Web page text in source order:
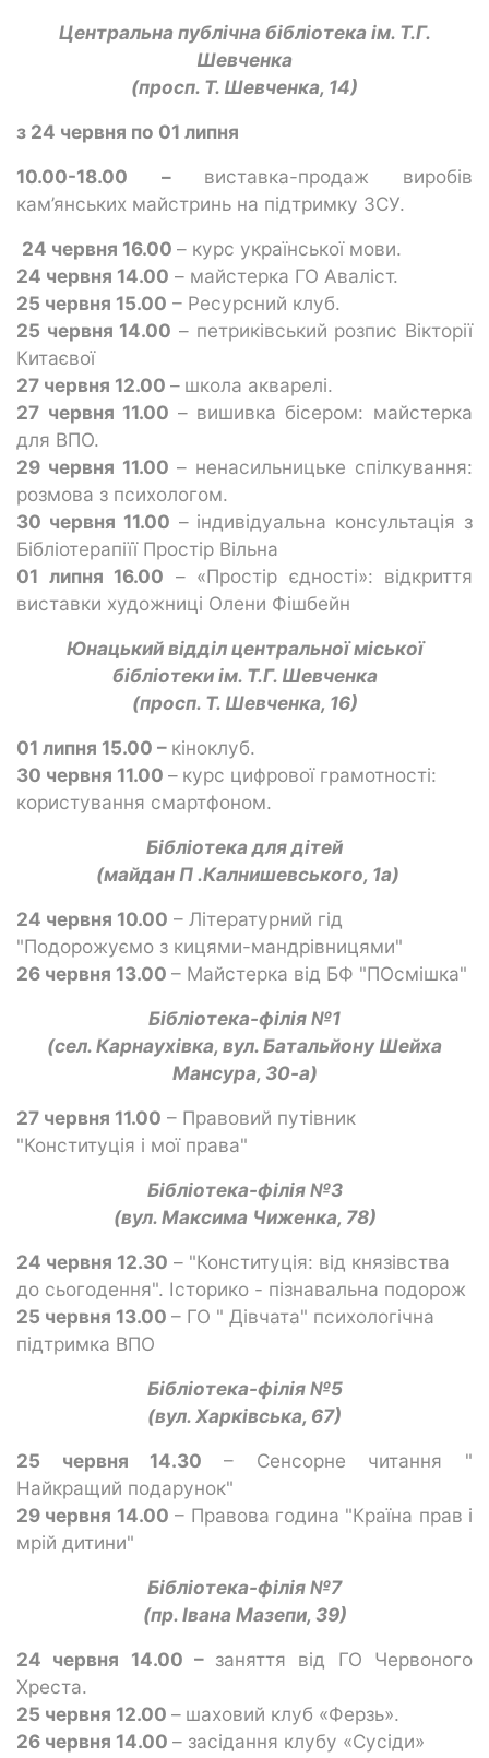
Центральна публічна бібліотека ім. Т.Г.
Шевченка
(просп. Т. Шевченка, 14)
з 24 червня по 01 липня
10.00-18.00
–виставка-продаж виробів
кам’янських майстринь на підтримку ЗСУ.
24 червня 16.00 – курс української мови.
24 червня 14.00 – майстерка ГО Аваліст.
25 червня 15.00 – Ресурсний клуб.
25 червня 14.00 – петриківський розпис Вікторії
Китаєвої
27 червня 12.00 – школа акварелі.
27 червня 11.00 – вишивка бісером: майстерка
для ВПО.
29 червня 11.00 – ненасильницьке спілкування:
розмова з психологом.
30 червня 11.00 – індивідуальна консультація з
Бібліотерапіїї Простір Вільна
01 липня 16.00 – «Простір єдності»: відкриття
виставки художниці Олени Фішбейн
Юнацький відділ центральної міської
бібліотеки ім. Т.Г. Шевченка
(просп. Т. Шевченка, 16)
01 липня 15.00 – кіноклуб.
30 червня 11.00 – курс цифрової грамотності:
користування смартфоном.
Бібліотека для дітей
(майдан П .Калнишевського, 1а)
24 червня 10.00 – Літературний гід
"Подорожуємо з кицями-мандрівницями"
26 червня 13.00 – Майстерка від БФ "ПОсмішка"
Бібліотека-філія №1
(сел. Карнаухівка, вул. Батальйону Шейха
Мансура, 30-а)
27 червня 11.00 – Правовий путівник
"Конституція і мої права"
Бібліотека-філія №3
(вул. Максима Чиженка, 78)
24 червня 12.30 – "Конституція: від князівства
до сьогодення". Історико - пізнавальна подорож
25 червня 13.00 – ГО " Дівчата" психологічна
підтримка ВПО
Бібліотека-філія №5
(вул. Харківська, 67)
25 червня 14.30 – Сенсорне читання "
Найкращий подарунок"
29 червня 14.00 – Правова година "Країна прав і
мрій дитини"
Бібліотека-філія №7
(пр. Івана Мазепи, 39)
24 червня 14.00 – заняття від ГО Червоного
Хреста.
25 червня 12.00 – шаховий клуб «Ферзь».
26 червня 14.00 – засідання клубу «Сусіди»